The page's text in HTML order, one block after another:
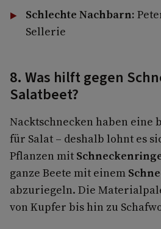
Schlechte Nachbarn:
Sellerie
8. Was hilft gegen
Salatbeet?
Nacktschnecken haben eine
für Salat – deshalb lohnt es
Pflanzen mit
ganze Beete mit einem
abzuriegeln. Die
von Kupfer bis hin zu